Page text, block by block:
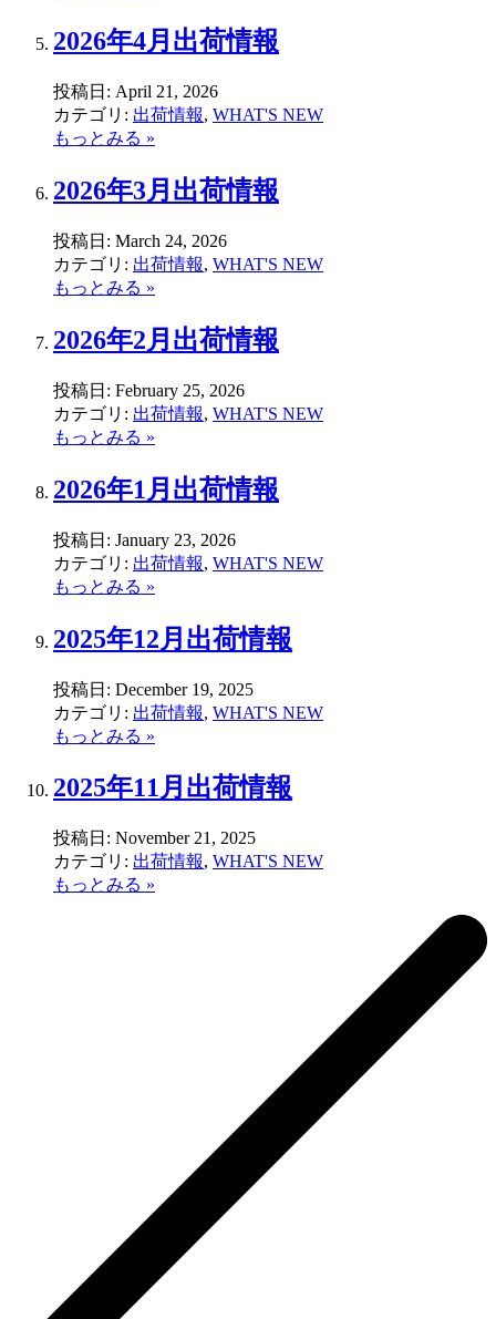
2026年4月出荷情報
投稿日: April 21, 2026
カテゴリ: 出荷情報, WHAT'S NEW
もっとみる »
2026年3月出荷情報
投稿日: March 24, 2026
カテゴリ: 出荷情報, WHAT'S NEW
もっとみる »
2026年2月出荷情報
投稿日: February 25, 2026
カテゴリ: 出荷情報, WHAT'S NEW
もっとみる »
2026年1月出荷情報
投稿日: January 23, 2026
カテゴリ: 出荷情報, WHAT'S NEW
もっとみる »
2025年12月出荷情報
投稿日: December 19, 2025
カテゴリ: 出荷情報, WHAT'S NEW
もっとみる »
2025年11月出荷情報
投稿日: November 21, 2025
カテゴリ: 出荷情報, WHAT'S NEW
もっとみる »